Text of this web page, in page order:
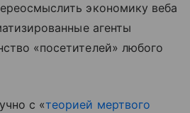
экономику веба
агенты
«посетителей» любого
с «теорией мертвого